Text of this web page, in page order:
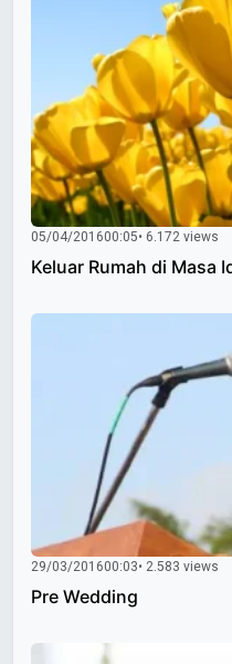
05/04/201600:05• 6.172 views
Keluar Rumah di Masa
29/03/201600:03• 2.583 views
Pre Wedding